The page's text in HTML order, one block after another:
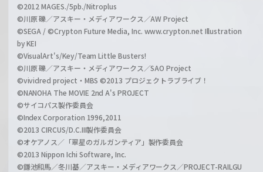
©2012 MAGES./5pb./Nitroplus
©川原 礫／アスキー・メディアワークス／AW Project
©SEGA / ©Crypton Future Media, Inc. www.crypton.net Illustration
by KEI
©VisualArt's/Key/Team Little Busters!
©川原 礫／アスキー・メディアワークス／SAO Project
©vividred project・MBS ©2013 プロジェクトラブライブ！
©NANOHA The MOVIE 2nd A's PROJECT
©サイコパス製作委員会
©Index Corporation 1996,2011
©2013 CIRCUS/D.C.III製作委員会
©オケアノス／「翠星のガルガンティア」製作委員会
©2013 Nippon Ichi Software, Inc.
©鎌池和馬／冬川基／アスキー・メディアワークス／PROJECT-RAILGU